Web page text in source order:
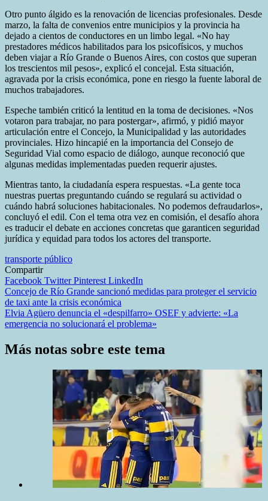
Otro punto álgido es la renovación de licencias profesionales. Desde
marzo, la falta de convenios entre municipios y la provincia ha
dejado a cientos de conductores en un limbo legal. «No hay
prestadores médicos habilitados para los psicofísicos, y muchos
deben viajar a Río Grande o Buenos Aires, con costos que superan
los trescientos mil pesos», explicó el concejal. Esta situación,
agravada por la crisis económica, pone en riesgo la fuente laboral de
muchos trabajadores.
Espeche también criticó la lentitud en la toma de decisiones. «Nos
votaron para trabajar, no para postergar», afirmó, y pidió mayor
articulación entre el Concejo, la Municipalidad y las autoridades
provinciales. Hizo hincapié en la importancia del Consejo de
Seguridad Vial como espacio de diálogo, aunque reconoció que
algunas medidas implementadas pueden requerir ajustes.
Mientras tanto, la ciudadanía espera respuestas. «La gente toca
nuestras puertas preguntando cuándo se regulará su actividad o
cuándo habrá soluciones habitacionales. No podemos defraudarlos»,
concluyó el edil. Con el tema otra vez en comisión, el desafío ahora
es traducir el debate en acciones concretas que garanticen seguridad
jurídica y equidad para todos los actores del transporte.
transporte público
Compartir
Facebook TwitterPinterest LinkedIn
Navegación
de
entradas
Concejo de Río Grande sancionó medidas para proteger el servicio
de taxi ante la crisis económica
Elvia Agüero denuncia el «despilfarro» OSEF y advierte: «La
emergencia no solucionará el problema»
Más notas sobre este tema